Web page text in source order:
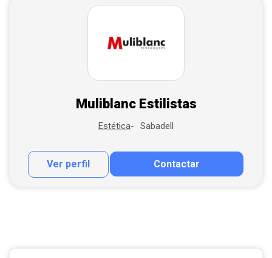
Muliblanc Estilistas
Estética Sabadell
Ver perfil Contactar
Contactar por correo